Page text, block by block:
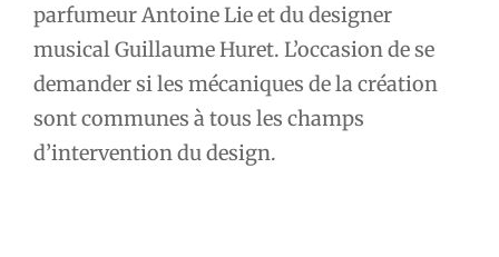
parfumeur Antoine Lie et du designer
musical Guillaume Huret. L’occasion de se
demander si les mécaniques de la création
sont communes à tous les champs
d’intervention du design.